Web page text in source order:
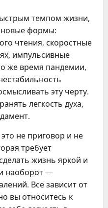
темпом жизни,
новые формы:
чтения, скоростные
импульсивные
же время пандемии,
эту черту.
легкость духа,
не приговор и не
требует
жизнь яркой и
наоборот —
Все зависит от
вы относитесь к